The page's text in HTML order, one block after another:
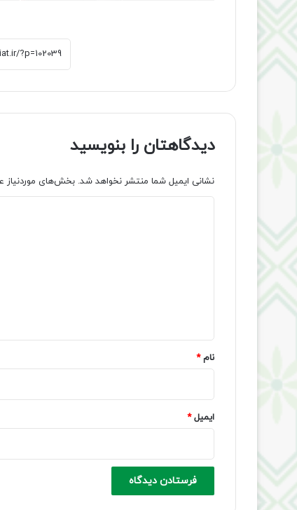
دیدگاهتان را بنویسید
نشانی ایمیل شما منتشر نخواهد شد. بخش‌های موردنیاز
نام*
ایمیل*